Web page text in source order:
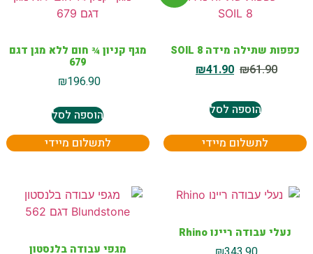
כפפות שתילה מידה SOIL 8
₪61.90
₪41.90
הוספה לסל
לתשלום מיידי
מגף קניון ¾ חום ללא מגן דגם
679
₪196.90
הוספה לסל
לתשלום מיידי
נעלי עבודה ריינו Rhino
מגפי עבודה בלנסטון